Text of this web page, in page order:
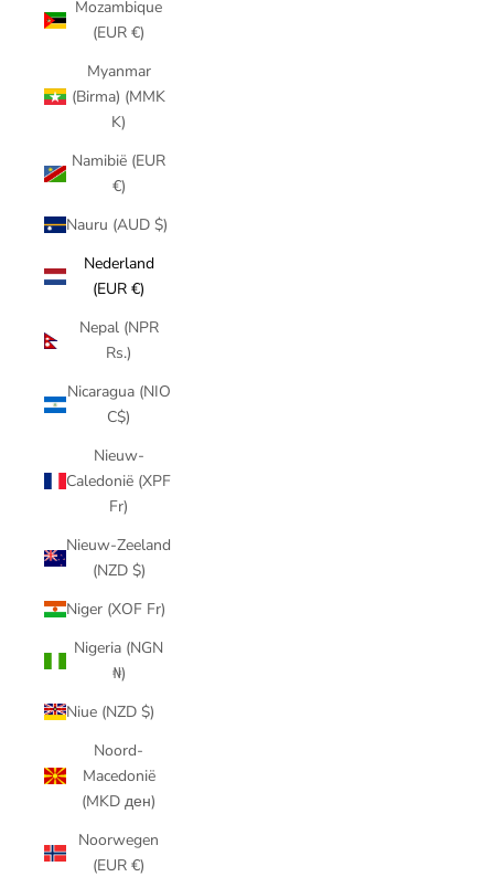
Mozambique
(EUR €)
Myanmar
(Birma) (MMK
K)
Namibië (EUR
€)
Nauru (AUD $)
Nederland
(EUR €)
Nepal (NPR
Rs.)
Nicaragua (NIO
C$)
Nieuw-
Caledonië (XPF
Fr)
Nieuw-Zeeland
(NZD $)
Niger (XOF Fr)
Nigeria (NGN
₦)
Niue (NZD $)
Noord-
Macedonië
(MKD ден)
Noorwegen
(EUR €)